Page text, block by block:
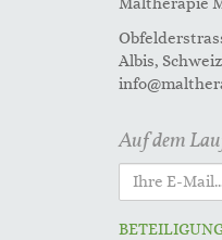
Maltherapie
Albis,
Auf dem